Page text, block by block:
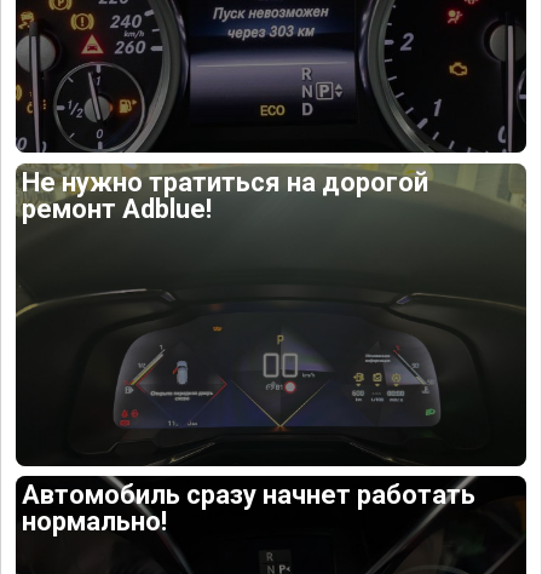
Не нужно тратиться на дорогой
ремонт Adblue!
Автомобиль сразу начнет работать
нормально!